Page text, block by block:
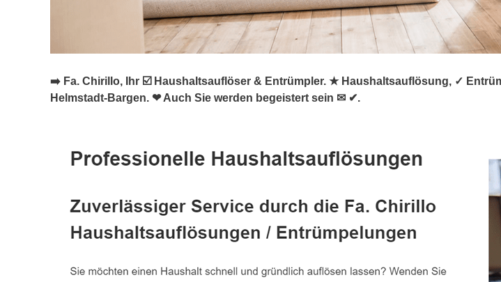
➡️ Fa. Chirillo, Ihr ☑️ Haushaltsauflöser & Entrümpler. ★ Haushaltsauflösung, ✓
Helmstadt-Bargen. ❤ Auch Sie werden begeistert sein ✉ ✔.